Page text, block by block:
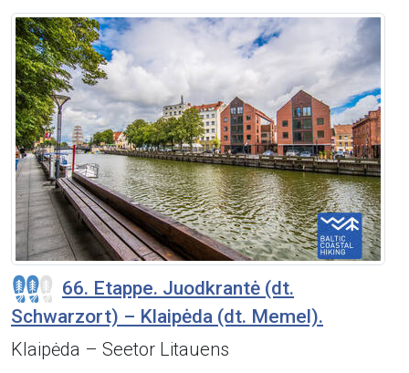
66. Etappe. Juodkrantė (dt.
Schwarzort) – Klaipėda (dt. Memel).
Klaipėda – Seetor Litauens